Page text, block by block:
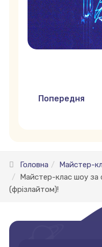
Попередня
Попередня
Головна
Майстер-
Майстер-клас шоу за
(фрізлайтом)!